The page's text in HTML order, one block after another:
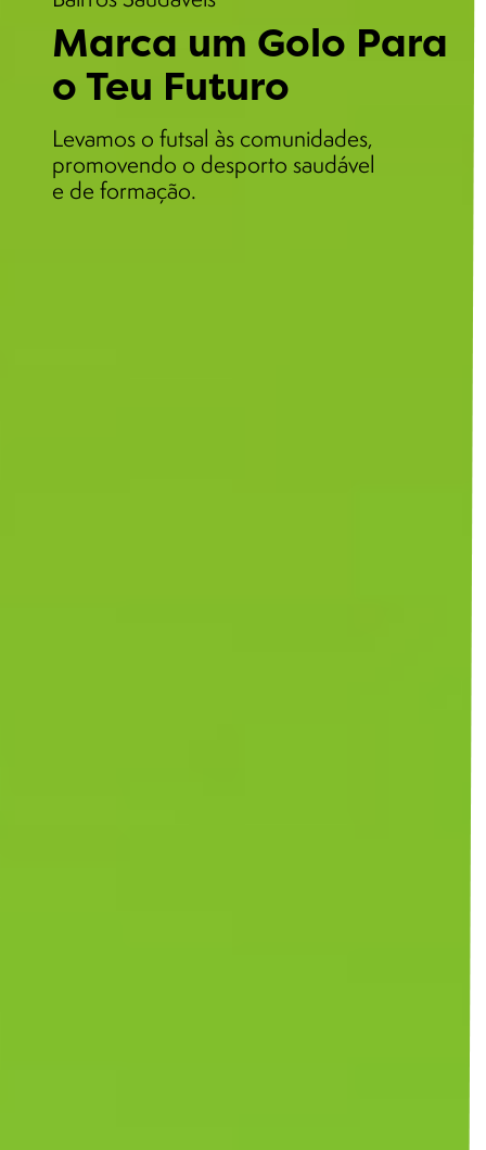
Marca um Golo Para
o Teu Futuro
Levamos o futsal às comunidades,
promovendo o desporto saudável
e de formação.